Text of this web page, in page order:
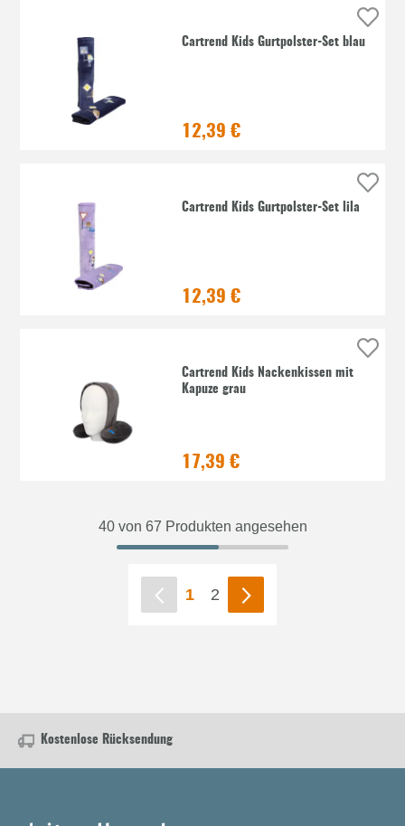
Cartrend Kids Gurtpolster-Set blau
12,39 €
Cartrend Kids Gurtpolster-Set lila
12,39 €
Cartrend Kids Nackenkissen mit
Kapuze grau
17,39 €
40 von 67 Produkten angesehen
1 2
Kostenlose Rücksendung